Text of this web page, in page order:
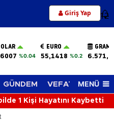
Giriş Yap 12
%0.04
EURO
55,1418 %0.2
GRAM
GÜNDEM VEFAT EDENLER
MENÜ
1 Kişi Hayatını Kaybetti